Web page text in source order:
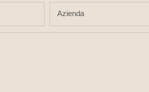
Azienda